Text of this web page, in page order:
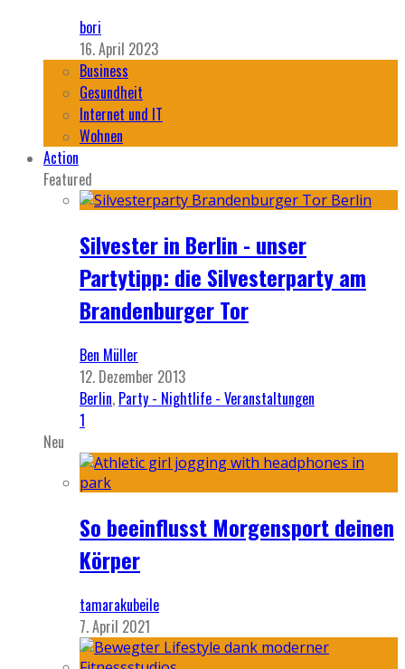
bori
16. April 2023
Business
Gesundheit
Internet und IT
Wohnen
Action
Featured
Silvester in Berlin - unser
Partytipp: die Silvesterparty am
Brandenburger Tor
Ben Müller
12. Dezember 2013
Berlin, Party - Nightlife - Veranstaltungen
1
Neu
So beeinflusst Morgensport deinen
Körper
tamarakubeile
7. April 2021